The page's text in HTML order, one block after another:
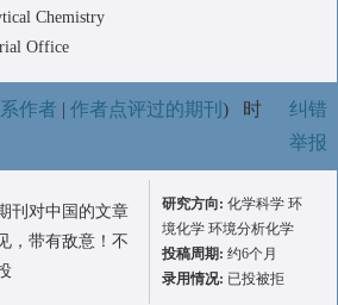
Chemistry
Office
作者 | 作者点评过的期刊 ) 时
纠错
举报
刊对中国的文章
，带有敌意！不
研究方向: 化学科学 环
境化学 环境分析化学
投稿周期: 约6个月
录用情况: 已投被拒